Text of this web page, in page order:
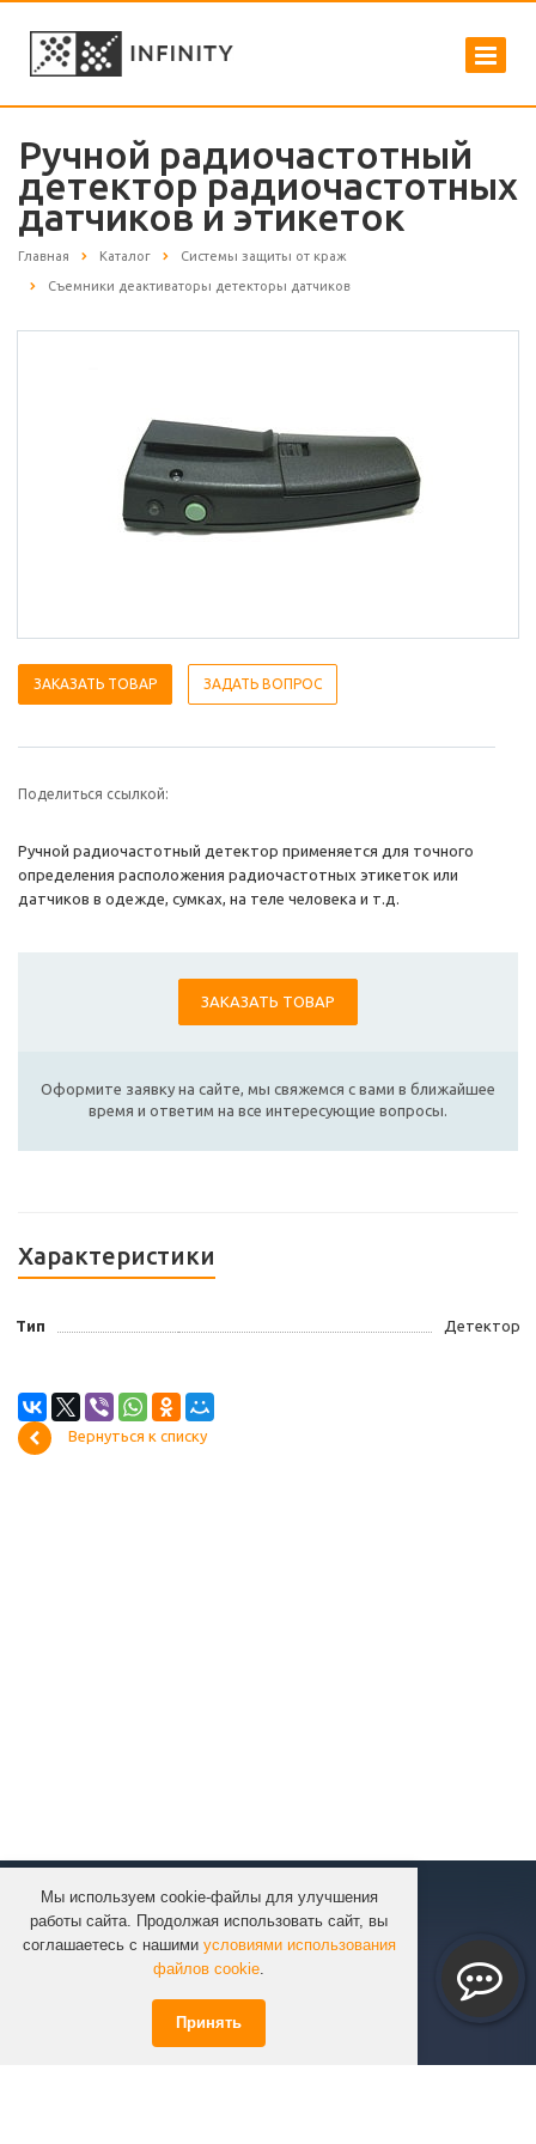
Мы используем cookie-файлы для улучшения
работы сайта. Продолжая использовать сайт, вы
соглашаетесь с нашими условиями использования
файлов cookie.
Принять
Ручной радиочастотный
детектор радиочастотных
датчиков и этикеток
Главная Каталог Системы защиты от краж
Съемники деактиваторы детекторы датчиков
ЗАКАЗАТЬ ТОВАР ЗАДАТЬ ВОПРОС
Поделиться ссылкой:
Ручной радиочастотный детектор применяется для точного
определения расположения радиочастотных этикеток или
датчиков в одежде, сумках, на теле человека и т.д.
ЗАКАЗАТЬ ТОВАР
Оформите заявку на сайте, мы свяжемся с вами в ближайшее
время и ответим на все интересующие вопросы.
Характеристики
Тип Детектор
Вернуться к списку
КОМПАНИЯ
КАТАЛОГ
УСЛУГИ
ИНФОРМАЦИЯ